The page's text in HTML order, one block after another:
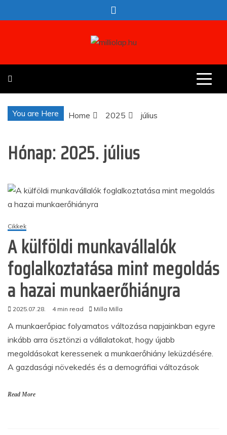
to
milliolap.hu
You are Here Home 2025 július
Hónap: 2025. július
Cikkek
A külföldi munkavállalók
foglalkoztatása mint megoldás
a hazai munkaerőhiányra
2025.07.28. 4 min read Milla Milla
A munkaerőpiac folyamatos változása napjainkban egyre
inkább arra ösztönzi a vállalatokat, hogy újabb
megoldásokat keressenek a munkaerőhiány leküzdésére.
A gazdasági növekedés és a demográfiai változások
Read More